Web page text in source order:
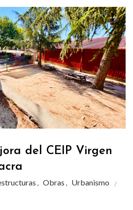
del CEIP Virgen
, Obras , Urbanismo